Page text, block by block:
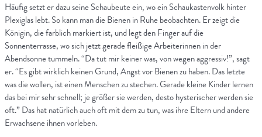
Häufig setzt er dazu seine Schaubeute ein, wo ein Schaukastenvolk hinter
Plexiglas lebt. So kann man die Bienen in Ruhe beobachten. Er zeigt die
Königin, die farblich markiert ist, und legt den Finger auf die
Sonnenterrasse, wo sich jetzt gerade fleißige Arbeiterinnen in der
Abendsonne tummeln. “Da tut mir keiner was, von wegen aggressiv!”, sagt
er. “Es gibt wirklich keinen Grund, Angst vor Bienen zu haben. Das letzte
was die wollen, ist einen Menschen zu stechen. Gerade kleine Kinder lernen
das bei mir sehr schnell; je größer sie werden, desto hysterischer werden sie
oft.” Das hat natürlich auch oft mit dem zu tun, was ihre Eltern und andere
Erwachsene ihnen vorleben.